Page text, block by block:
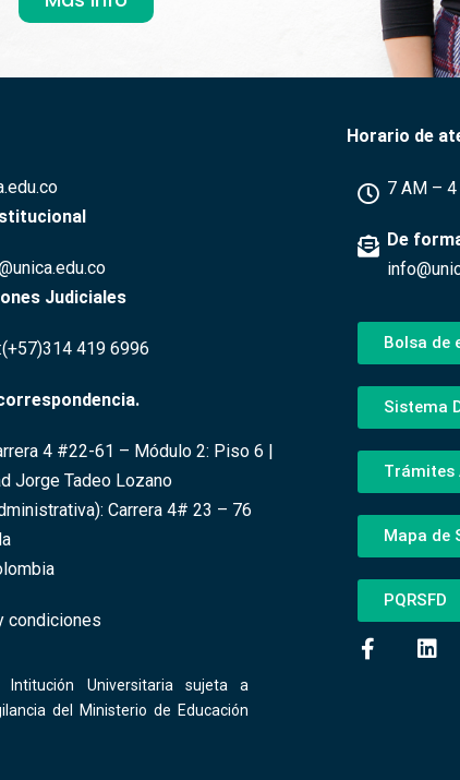
Judiciales
419 6996
4 #22-61 – Módulo 2: Piso 6 |
Jorge Tadeo Lozano
Carrera 4# 23 – 76
condiciones
Intitución Universitaria sujeta a
del Ministerio de Educación
Horario de
7 AM –
De
Bolsa de
Sistema
Trámites
Mapa de
PQRSFD